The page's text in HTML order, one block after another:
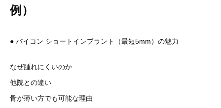
例）
● バイコン ショートインプラント（最短5mm）の魅力
なぜ腫れにくいのか
他院との違い
骨が薄い方でも可能な理由